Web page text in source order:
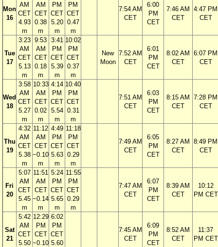
Mon
16
AM
CET
4.93
m
AM
CET
0.38
m
PM
CET
5.20
m
PM
CET
0.47
m
7:54 AM
CET
6:00
PM
CET
7:46 AM
CET
4:47 PM
CET
Tue
17
3:23
AM
CET
5.13
m
9:53
AM
CET
0.18
m
3:41
PM
CET
5.39
m
10:02
PM
CET
0.37
m
New
Moon
7:52 AM
CET
6:01
PM
CET
8:02 AM
CET
6:07 PM
CET
Wed
18
3:58
AM
CET
5.27
m
10:33
AM
CET
0.02
m
4:14
PM
CET
5.54
m
10:40
PM
CET
0.31
m
7:51 AM
CET
6:03
PM
CET
8:15 AM
CET
7:28 PM
CET
Thu
19
4:32
AM
CET
5.38
m
11:12
AM
CET
−0.10
m
4:49
PM
CET
5.63
m
11:18
PM
CET
0.29
m
7:49 AM
CET
6:05
PM
CET
8:27 AM
CET
8:49 PM
CET
Fri
20
5:07
AM
CET
5.45
m
11:51
AM
CET
−0.14
m
5:24
PM
CET
5.65
m
11:55
PM
CET
0.29
m
7:47 AM
CET
6:07
PM
CET
8:39 AM
CET
10:12
PM CET
Sat
21
5:42
AM
CET
5.50
12:29
PM
CET
−0.10
6:02
PM
CET
5.60
7:45 AM
CET
6:09
PM
CET
8:52 AM
CET
11:37
PM CET